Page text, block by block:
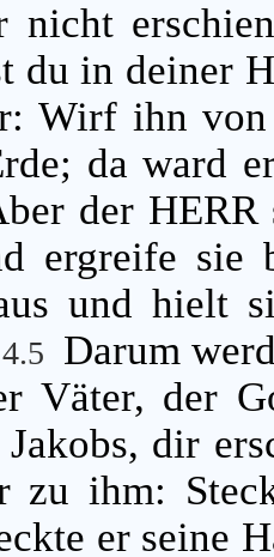
nicht
du in deiner
Wirf ihn
da ward
der HERR
ergreife sie
und hielt
4.5 Darum
Väter, der
dir
zu ihm:
er seine